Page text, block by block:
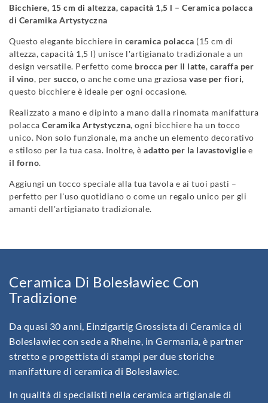
Bicchiere, 15 cm di altezza, capacità 1,5 l – Ceramica polacca
di Ceramika Artystyczna
Questo elegante bicchiere in ceramica polacca (15 cm di
altezza, capacità 1,5 l) unisce l'artigianato tradizionale a un
design versatile. Perfetto come brocca per il latte, caraffa per
il vino, per succo, o anche come una graziosa vase per fiori,
questo bicchiere è ideale per ogni occasione.
Realizzato a mano e dipinto a mano dalla rinomata manifattura
polacca Ceramika Artystyczna, ogni bicchiere ha un tocco
unico. Non solo funzionale, ma anche un elemento decorativo
e stiloso per la tua casa. Inoltre, è adatto per la lavastoviglie e
il forno.
Aggiungi un tocco speciale alla tua tavola e ai tuoi pasti –
perfetto per l'uso quotidiano o come un regalo unico per gli
amanti dell'artigianato tradizionale.
Ceramica Di Bolesławiec Con
Tradizione
Da quasi 30 anni, Einzigartig Grossista di Ceramica di
Bolesławiec con sede a Rheine, in Germania, è partner
stretto e progettista di stampi per due storiche
manifatture di ceramica di Bolesławiec.
In qualità di specialisti nella ceramica artigianale di